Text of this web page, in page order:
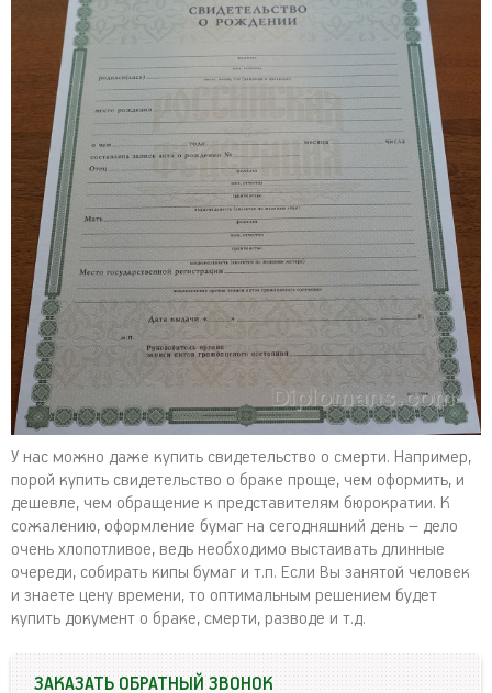
У нас можно даже купить свидетельство о смерти. Например,
порой купить свидетельство о браке проще, чем оформить, и
дешевле, чем обращение к представителям бюрократии. К
сожалению, оформление бумаг на сегодняшний день – дело
очень хлопотливое, ведь необходимо выстаивать длинные
очереди, собирать кипы бумаг и т.п. Если Вы занятой человек
и знаете цену времени, то оптимальным решением будет
купить документ о браке, смерти, разводе и т.д.
ЗАКАЗАТЬ ОБРАТНЫЙ ЗВОНОК